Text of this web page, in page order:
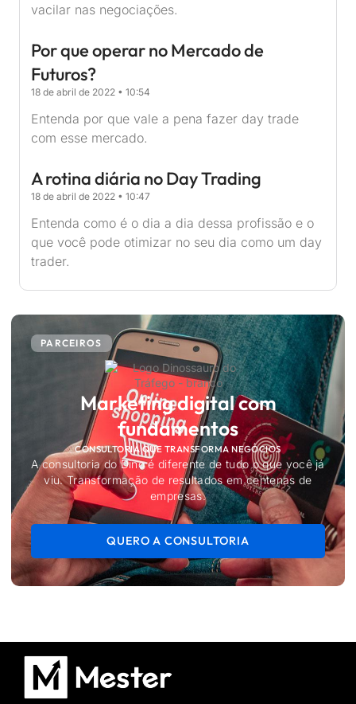
vacilar nas negociações.
Por que operar no Mercado de
Futuros?
18 de abril de 2022 10:54
Entenda por que vale a pena fazer day trade
com esse mercado.
A rotina diária no Day Trading
18 de abril de 2022 10:47
Entenda como é o dia a dia dessa profissão e o
que você pode otimizar no seu dia como um day
trader.
PARCEIROS
Marketing digital com
fundamentos
CONSULTORIA QUE TRANSFORMA NEGÓCIOS
A consultoria do Dino é diferente de tudo o que você já
viu. Transformação de resultados em centenas de
empresas.
QUERO A CONSULTORIA